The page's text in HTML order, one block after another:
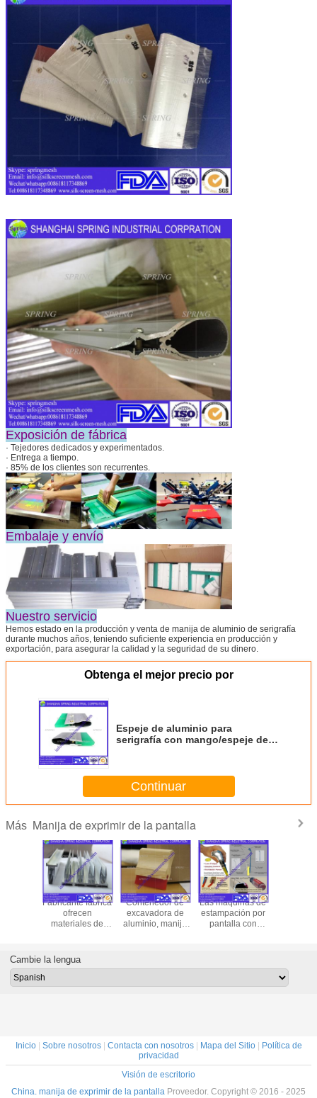
Exposición de fábrica
· Tejedores dedicados y experimentados.
· Entrega a tiempo.
· 85% de los clientes son recurrentes.
Embalaje y envío
Nuestro servicio
Hemos estado en la producción y venta de manija de aluminio de serigrafía
durante muchos años, teniendo suficiente experiencia en producción y
exportación, para asegurar la calidad y la seguridad de su dinero.
Obtenga el mejor precio por
Espeje de aluminio para
serigrafía con mango/espeje de
Continuar
Más Manija de exprimir de la pantalla
de
de la
para la
Fabricante fábrica
ofrecen
materiales de
cucharas, bisagra,
cuchillo de tinta,
exprimidora de
Contenedor de
excavadora de
aluminio, manija
impresión en
Las máquinas de
estampación por
pantalla con
por pantalla
Cambie la lengua
Inicio| Sobre nosotros| Contacta con nosotros| Mapa del Sitio|
Política de
privacidad
Visión de escritorio
China. manija de exprimir de la pantalla Proveedor. Copyright © 2016 - 2025